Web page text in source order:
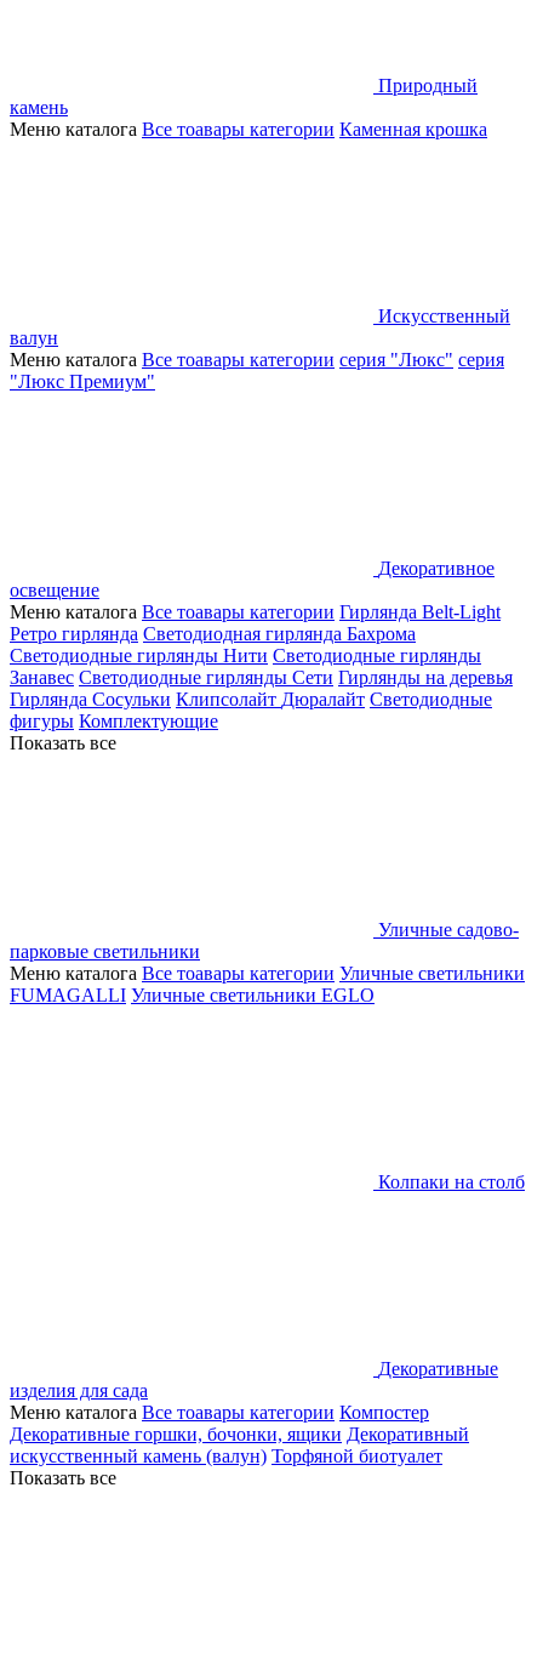
Природный
камень
Меню каталога Все тоавары категории Каменная крошка
Искусственный
валун
Меню каталога Все тоавары категории серия "Люкс" серия
"Люкс Премиум"
Декоративное
освещение
Меню каталога Все тоавары категории Гирлянда Belt-Light
Ретро гирлянда Светодиодная гирлянда Бахрома
Светодиодные гирлянды Нити Светодиодные гирлянды
Занавес Светодиодные гирлянды Сети Гирлянды на деревья
Гирлянда Сосульки Клипсолайт Дюралайт Светодиодные
фигуры Комплектующие
Показать все
Уличные садово-
парковые светильники
Меню каталога Все тоавары категории Уличные светильники
FUMAGALLI Уличные светильники EGLO
Колпаки на столб
Декоративные
изделия для сада
Меню каталога Все тоавары категории Компостер
Декоративные горшки, бочонки, ящики Декоративный
искусственный камень (валун) Торфяной биотуалет
Показать все